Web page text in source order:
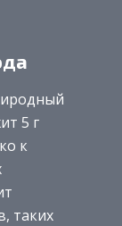
5 г
к
таких